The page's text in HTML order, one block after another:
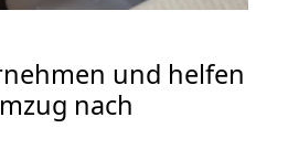
und helfen
nach